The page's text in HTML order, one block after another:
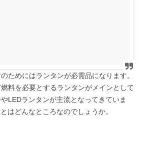
ためにはランタンが必需品になります。
料を必要とするランタンがメインとして
LEDランタンが主流となってきていま
はどんなところなのでしょうか。